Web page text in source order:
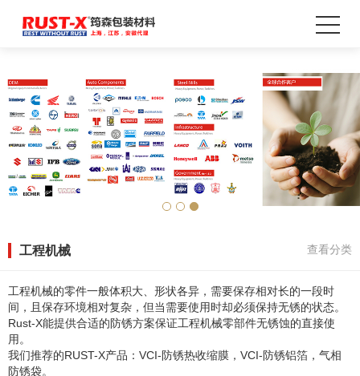
工程机械 查看分类
工程机械的零件一般体积大、形状各异，需要保存相对长的一段时
间，且保存环境相对复杂，但当需要使用时却必须保持无锈的状态。
Rust-X能提供合适的防锈方案保证工程机械零部件无锈蚀的直接使
用。
我们推荐的RUST-X产品：VCI-防锈热收缩膜，VCI-防锈铝箔，气相
防锈袋。